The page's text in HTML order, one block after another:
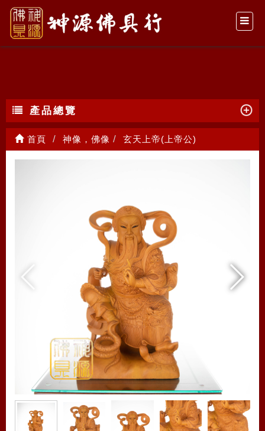
玄天上帝(上帝公)
產品總覽
首頁 神像，佛像 玄天上帝(上帝公)